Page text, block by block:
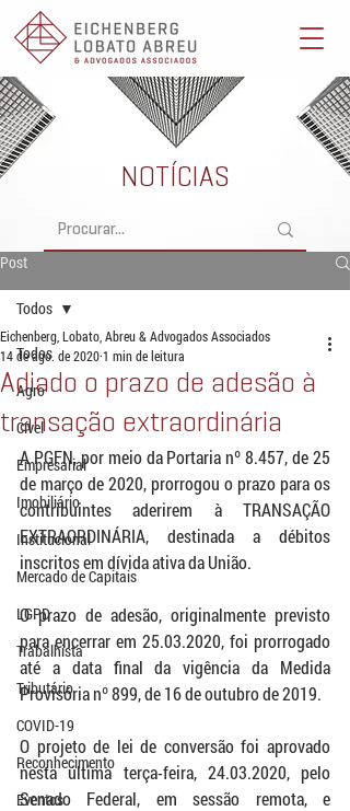
Eichenberg, Lobato, Abreu & Advogados Associados -
Advocacia Full Service
Post
Todos
Agro
Cível
Empresarial
Imobiliário
Institucional
Mercado de Capitais
LGPD
Trabalhista
Tributário
COVID-19
Reconhecimento
Eventos
Todos
Adiado o prazo de adesão à
transação extraordinária
Eichenberg, Lobato, Abreu & Advogados Associados
14 de ago. de 20201 min de leitura
A PGFN, por meio da Portaria nº 8.457, de 25
de março de 2020, prorrogou o prazo para os
contribuintes aderirem à TRANSAÇÃO
EXTRAORDINÁRIA, destinada a débitos
inscritos em dívida ativa da União.
O prazo de adesão, originalmente previsto
para encerrar em 25.03.2020, foi prorrogado
até a data final da vigência da Medida
Provisória nº 899, de 16 de outubro de 2019.
O projeto de lei de conversão foi aprovado
nesta última terça-feira, 24.03.2020, pelo
Senado Federal, em sessão remota, e
NOTÍCIAS